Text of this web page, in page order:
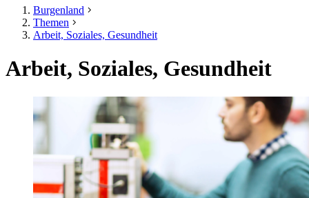
Burgenland
Themen
Arbeit, Soziales, Gesundheit
Arbeit, Soziales, Gesundheit